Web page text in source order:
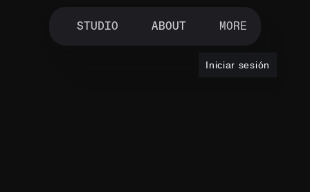
STUDIO ABOUT MORE
Iniciar sesión